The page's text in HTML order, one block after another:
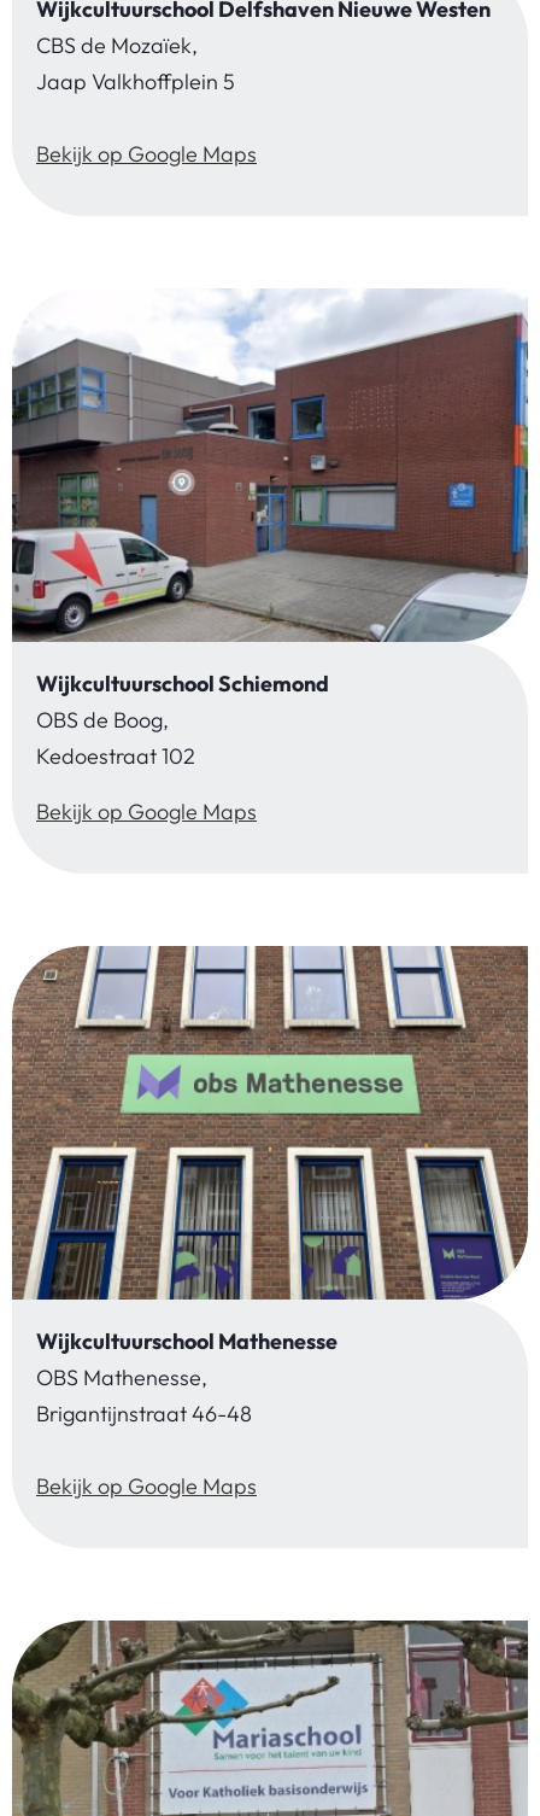
Wijkcultuurschool Delfshaven Nieuwe Westen
CBS de Mozaïek,
Jaap Valkhoffplein 5
Bekijk op Google Maps
Wijkcultuurschool Schiemond
OBS de Boog,
Kedoestraat 102
Bekijk op Google Maps
Wijkcultuurschool Mathenesse
OBS Mathenesse,
Brigantijnstraat 46-48
Bekijk op Google Maps